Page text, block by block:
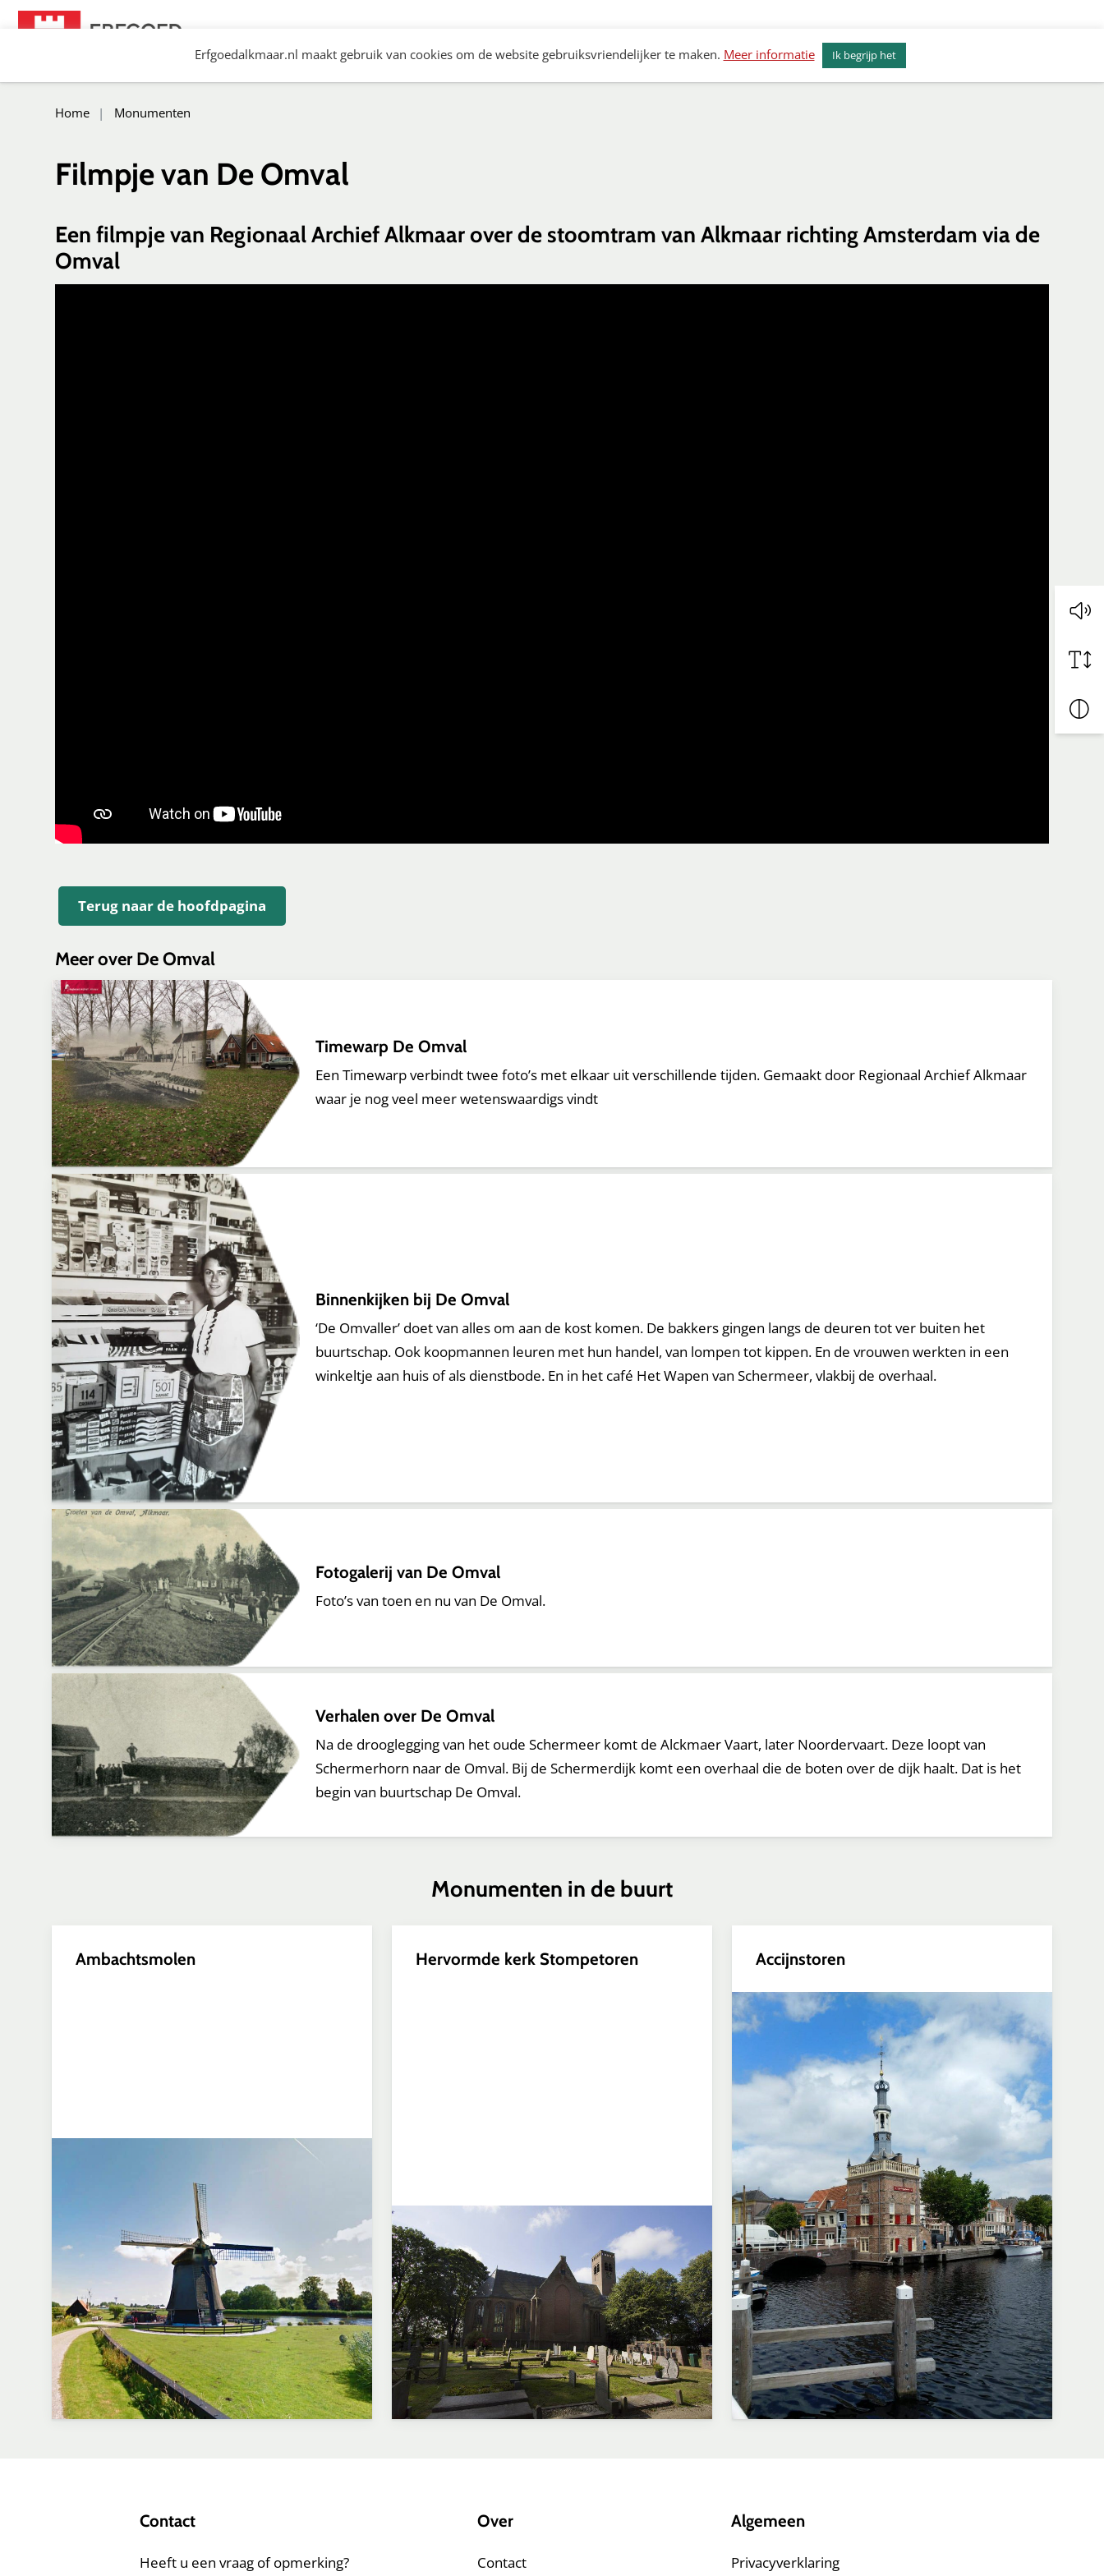
Spring
Erfgoedalkmaar.nl maakt gebruik van cookies om de website gebruiksvriendelijker te maken. Meer informatie Ik begrijp het
Erfgoed Alkmaar
Kerkenvisie Alkmaar Actueel
Home Monumenten
Filmpje van De Omval
Een filmpje van Regionaal Archief Alkmaar over de stoomtram van Alkmaar richting Amsterdam via de
Omval
Terug naar de hoofdpagina
Meer over De Omval
Timewarp De Omval
Een Timewarp verbindt twee foto’s met elkaar uit verschillende tijden. Gemaakt door Regionaal Archief Alkmaar
waar je nog veel meer wetenswaardigs vindt
Binnenkijken bij De Omval
‘De Omvaller’ doet van alles om aan de kost komen. De bakkers gingen langs de deuren tot ver buiten het
buurtschap. Ook koopmannen leuren met hun handel, van lompen tot kippen. En de vrouwen werkten in een
winkeltje aan huis of als dienstbode. En in het café Het Wapen van Schermeer, vlakbij de overhaal.
Fotogalerij van De Omval
Foto’s van toen en nu van De Omval.
Verhalen over De Omval
Na de drooglegging van het oude Schermeer komt de Alckmaer Vaart, later Noordervaart. Deze loopt van
Schermerhorn naar de Omval. Bij de Schermerdijk komt een overhaal die de boten over de dijk haalt. Dat is het
begin van buurtschap De Omval.
Monumenten in de buurt
Ambachtsmolen Hervormde kerk Stompetoren Accijnstoren
Contact
Heeft u een vraag of opmerking?
Over
Contact
Algemeen
Privacyverklaring